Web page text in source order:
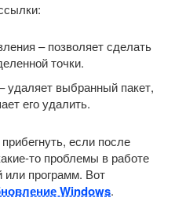
– позволяет сделать
точки.
удаляет выбранный пакет,
его удалить.
если после
то проблемы в работе
программ. Вот
Windows.